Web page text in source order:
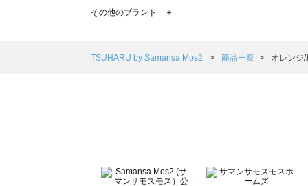
TSUHARU by Samansa Mos2（ツハルバイサマンサモス
Samansa Mos2 Lagom（サマンサモスモス ラーゴム）の
BETTY'S BLUE（べティーズブルー）の一覧
その他のブランド ＋
TSUHARU by Samansa Mos2 商品一覧 オレンジ